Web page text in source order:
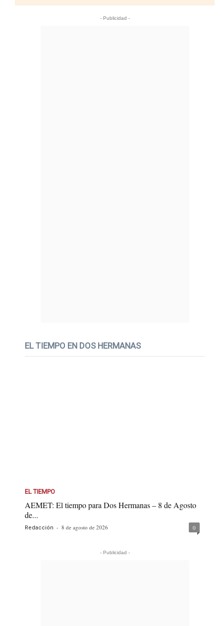
- Publicidad -
EL TIEMPO EN DOS HERMANAS
EL TIEMPO
AEMET: El tiempo para Dos Hermanas – 8 de Agosto
de...
Redacción - 8 de agosto de 2026 0
- Publicidad -